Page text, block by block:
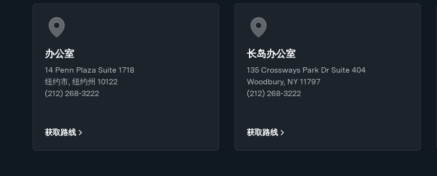
办公室
14 Penn Plaza Suite 1718
纽约市, 纽约州 10122
(212) 268-3222
获取路线
长岛办公室
135 Crossways Park Dr Suite 404
Woodbury, NY 11797
(212) 268-3222
获取路线